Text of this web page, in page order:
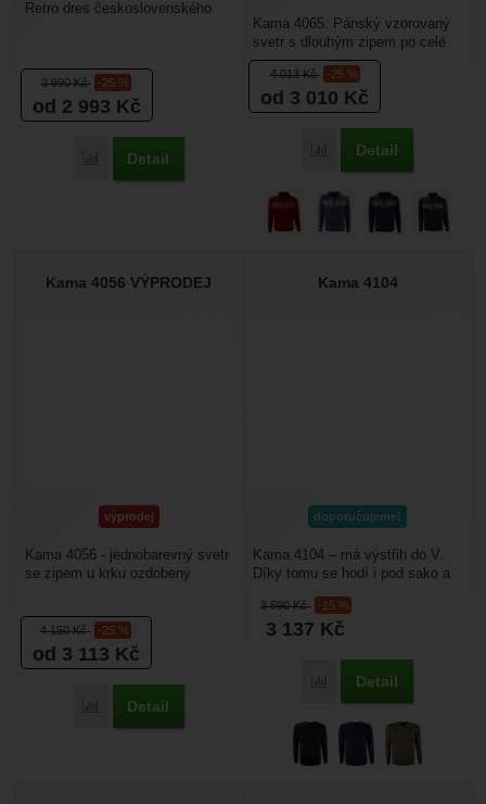
3 990Kč -25 %
od 2 993 Kč
Porovnat
Detail
Retro dres československého
4 013Kč -25 %
od 3 010 Kč
Porovnat
Detail
Kama 4065: Pánský vzorovaný
svetr s dlouhým zipem po celé
délce. Svetr je vyrobený z
vysoce kvalitní...
Kama 4056 VÝPRODEJ
výprodej
4 150Kč -25 %
od 3 113 Kč
Porovnat
Detail
Kama 4056 - jednobarevný svetr
se zipem u krku ozdobený
Kama 4104
doporučujeme!
3 690Kč -15 %
3 137 Kč
Porovnat
Detail
Kama 4104 – má výstřih do V.
Díky tomu se hodí i pod sako a
vhodný pro využití...